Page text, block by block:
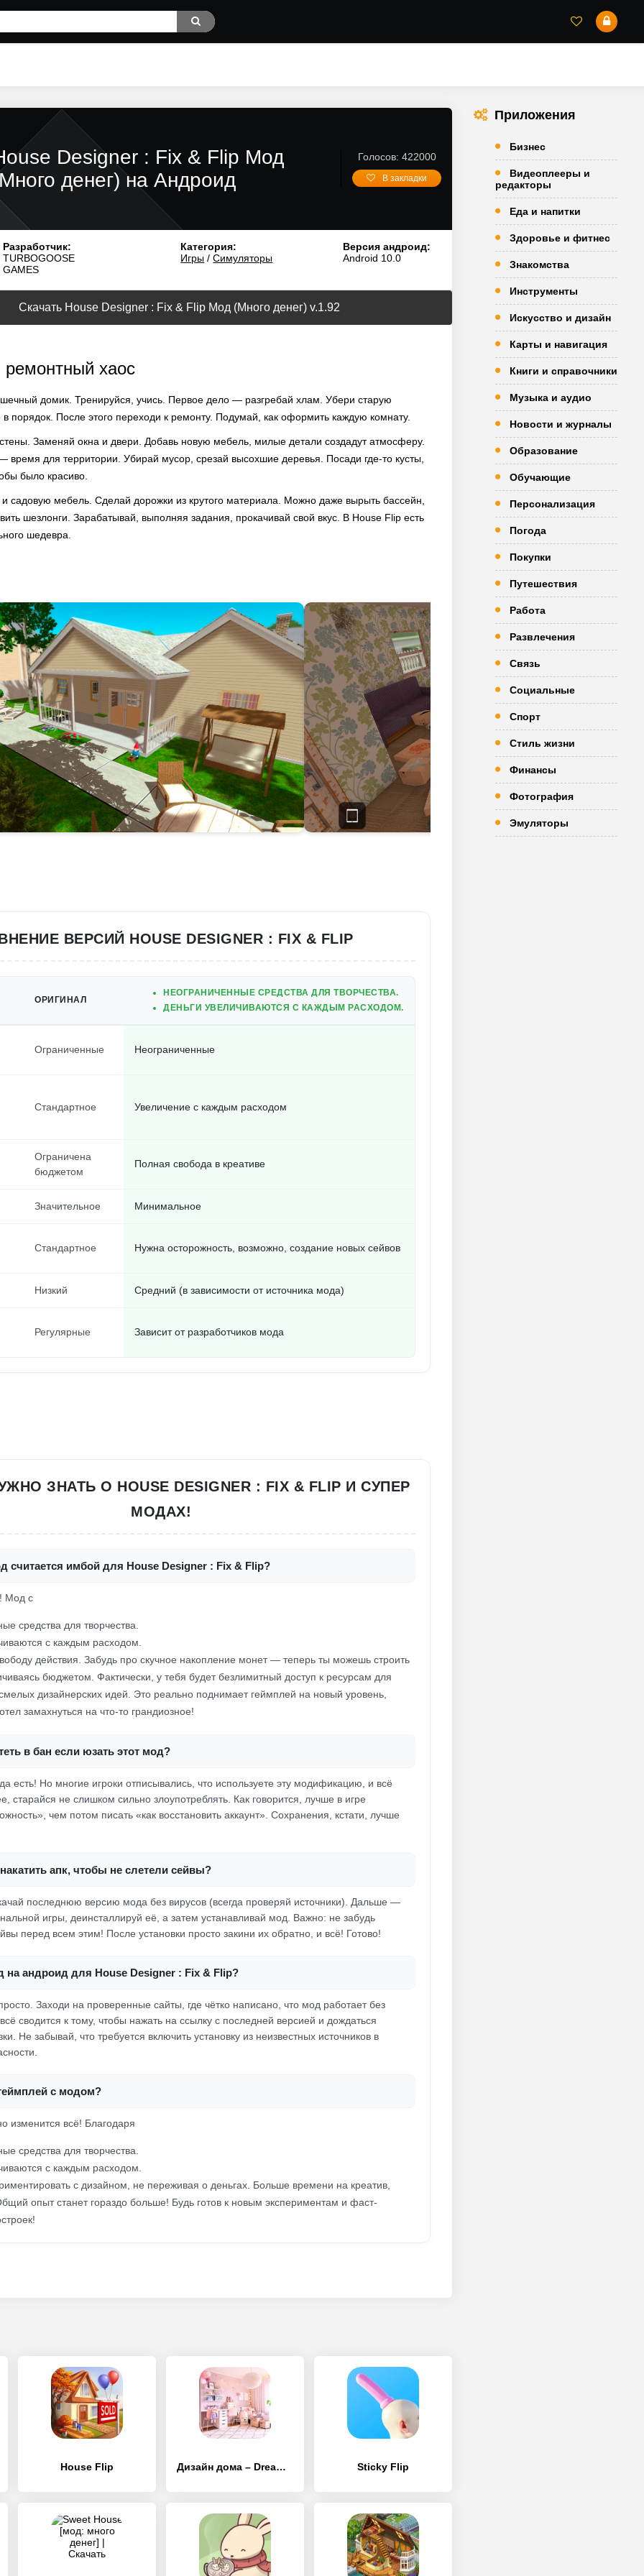
Designer : Fix & Flip Мод
денег) на Андроид
Голосов: 422000
В закладки
Разработчик:
TURBOGOOSE
GAMES
Категория:
Игры /Симуляторы
Версия андроид:
Android 10.0
Скачать House Designer : Fix & Flip Мод (Много денег) v.1.92
ремонтный хаос
домик. Тренируйся, учись. Первое дело — разгребай хлам. Убери старую
порядок. После этого переходи к ремонту. Подумай, как оформить каждую комнату.
Заменяй окна и двери. Добавь новую мебель, милые детали создадут атмосферу.
время для территории. Убирай мусор, срезай высохшие деревья. Посади где-то кусты,
было красиво.
садовую мебель. Сделай дорожки из крутого материала. Можно даже вырыть бассейн,
шезлонги. Зарабатывай, выполняя задания, прокачивай свой вкус. В House Flip есть
шедевра.
ВЕРСИЙ HOUSE DESIGNER : FIX & FLIP
ОРИГИНАЛ
НЕОГРАНИЧЕННЫЕ СРЕДСТВА ДЛЯ ТВОРЧЕСТВА.
ДЕНЬГИ УВЕЛИЧИВАЮТСЯ С КАЖДЫМ РАСХОДОМ.
Ограниченные Неограниченные
Стандартное Увеличение с каждым расходом
Ограничена
бюджетом
Полная свобода в креативе
Значительное Минимальное
Стандартное Нужна осторожность, возможно, создание новых сейвов
Низкий Средний (в зависимости от источника мода)
Регулярные Зависит от разработчиков мода
ЗНАТЬ О HOUSE DESIGNER : FIX & FLIP И СУПЕР
МОДАХ!
считается имбой для House Designer : Fix & Flip?
Мод с
средства для творчества.
с каждым расходом.
действия. Забудь про скучное накопление монет — теперь ты можешь строить
бюджетом. Фактически, у тебя будет безлимитный доступ к ресурсам для
дизайнерских идей. Это реально поднимает геймплей на новый уровень,
замахнуться на что-то грандиозное!
в бан если юзать этот мод?
есть! Но многие игроки отписывались, что используете эту модификацию, и всё
старайся не слишком сильно злоупотреблять. Как говорится, лучше в игре
чем потом писать «как восстановить аккаунт». Сохранения, кстати, лучше
апк, чтобы не слетели сейвы?
последнюю версию мода без вирусов (всегда проверяй источники). Дальше —
игры, деинсталлируй её, а затем устанавливай мод. Важно: не забудь
перед всем этим! После установки просто закини их обратно, и всё! Готово!
на андроид для House Designer : Fix & Flip?
Заходи на проверенные сайты, где чётко написано, что мод работает без
сводится к тому, чтобы нажать на ссылку с последней версией и дождаться
Не забывай, что требуется включить установку из неизвестных источников в
с модом?
изменится всё! Благодаря
средства для творчества.
с каждым расходом.
с дизайном, не переживая о деньгах. Больше времени на креатив,
опыт станет гораздо больше! Будь готов к новым экспериментам и фаст-
House Flip Дизайн дома – Dream House Designer Sticky Flip
Приложения
Бизнес
Видеоплееры и
редакторы
Еда и напитки
Здоровье и фитнес
Знакомства
Инструменты
Искусство и дизайн
Карты и навигация
Книги и справочники
Музыка и аудио
Новости и журналы
Образование
Обучающие
Персонализация
Погода
Покупки
Путешествия
Работа
Развлечения
Связь
Социальные
Спорт
Стиль жизни
Финансы
Фотография
Эмуляторы